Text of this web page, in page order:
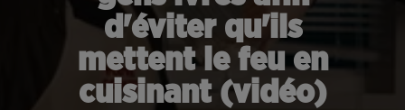
d'éviter qu'ils
mettent le feu en
cuisinant (vidéo)